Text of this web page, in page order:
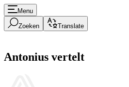
Menu
Zoeken Translate
Antonius vertelt